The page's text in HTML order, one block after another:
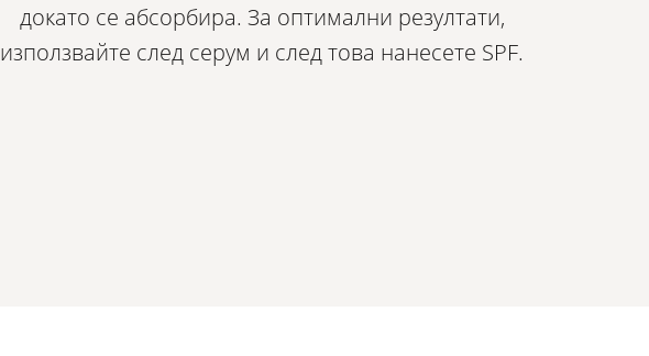
докато се абсорбира. За оптимални резултати,
използвайте след серум и след това нанесете SPF.